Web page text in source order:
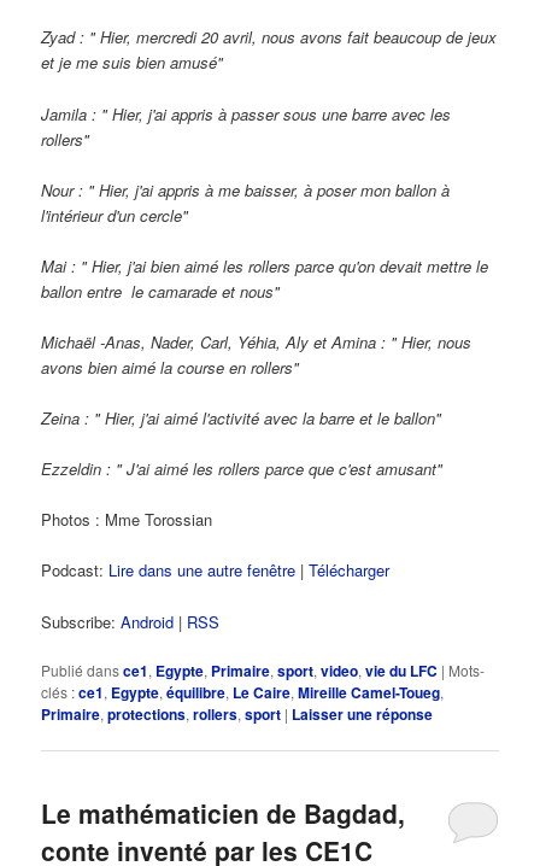
Zyad : " Hier, mercredi 20 avril, nous avons fait beaucoup de jeux
et je me suis bien amusé"
Jamila : " Hier, j'ai appris à passer sous une barre avec les
rollers"
Nour : " Hier, j'ai appris à me baisser, à poser mon ballon à
l'intérieur d'un cercle"
Mai : " Hier, j'ai bien aimé les rollers parce qu'on devait mettre le
ballon entre le camarade et nous"
Michaël -Anas, Nader, Carl, Yéhia, Aly et Amina : " Hier, nous
avons bien aimé la course en rollers"
Zeina : " Hier, j'ai aimé l'activité avec la barre et le ballon"
Ezzeldin : " J'ai aimé les rollers parce que c'est amusant"
Photos : Mme Torossian
Podcast: Lire dans une autre fenêtre |Télécharger
Subscribe:Android | RSS
Publié dansce1, Egypte, Primaire,sport,video,vie du LFC | Mots-
clés :ce1, Egypte,équilibre, Le Caire,Mireille Camel-Toueg,
Primaire,protections,rollers,sport | Laisser une réponse
Le mathématicien de Bagdad,
conte inventé par les CE1C